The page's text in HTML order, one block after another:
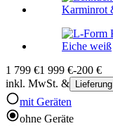
1 799 €1 999 €-200 €
inkl. MwSt. &
Lieferung
mit Geräten
ohne Geräte